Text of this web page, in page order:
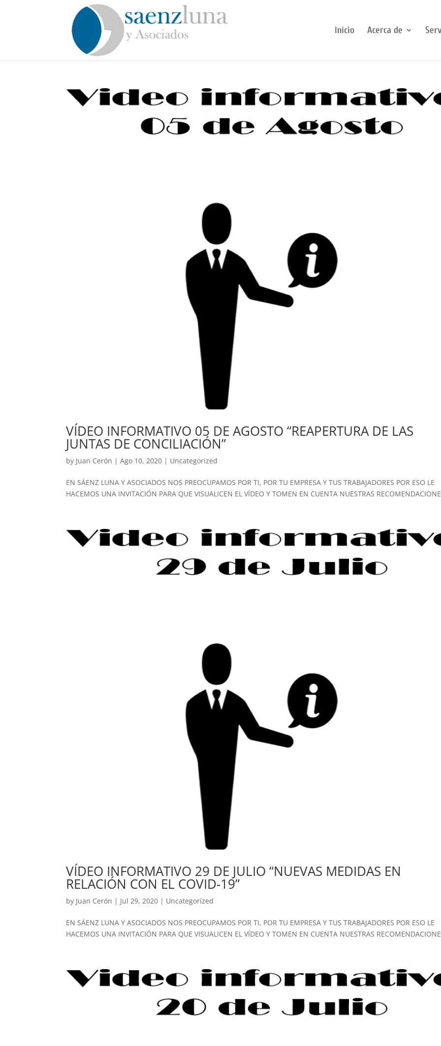
Inicio Acerca de
VÍDEO INFORMATIVO 05 DE AGOSTO “REAPERTURA DE LAS
JUNTAS DE CONCILIACIÓN”
by Juan Cerón |Ago 10, 2020 | Uncategorized
EN SÁENZ LUNA Y ASOCIADOS NOS PREOCUPAMOS POR TI, POR TU EMPRESA Y TUS TRABAJADORES POR ESO LE
HACEMOS UNA INVITACIÓN PARA QUE VISUALICEN EL VÍDEO Y TOMEN EN CUENTA NUESTRAS
VÍDEO INFORMATIVO 29 DE JULIO “NUEVAS MEDIDAS EN
RELACIÓN CON EL COVID-19”
by Juan Cerón | Jul 29, 2020 | Uncategorized
EN SÁENZ LUNA Y ASOCIADOS NOS PREOCUPAMOS POR TI, POR TU EMPRESA Y TUS TRABAJADORES POR ESO LE
HACEMOS UNA INVITACIÓN PARA QUE VISUALICEN EL VÍDEO Y TOMEN EN CUENTA NUESTRAS